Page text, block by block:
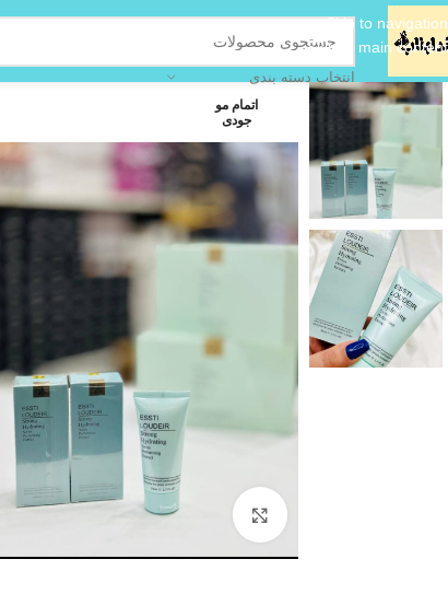
Skip to navigation
Skip to main content
انتخاب دسته بندی
اتمام مو
جودی
بزرگنمایی تصویر